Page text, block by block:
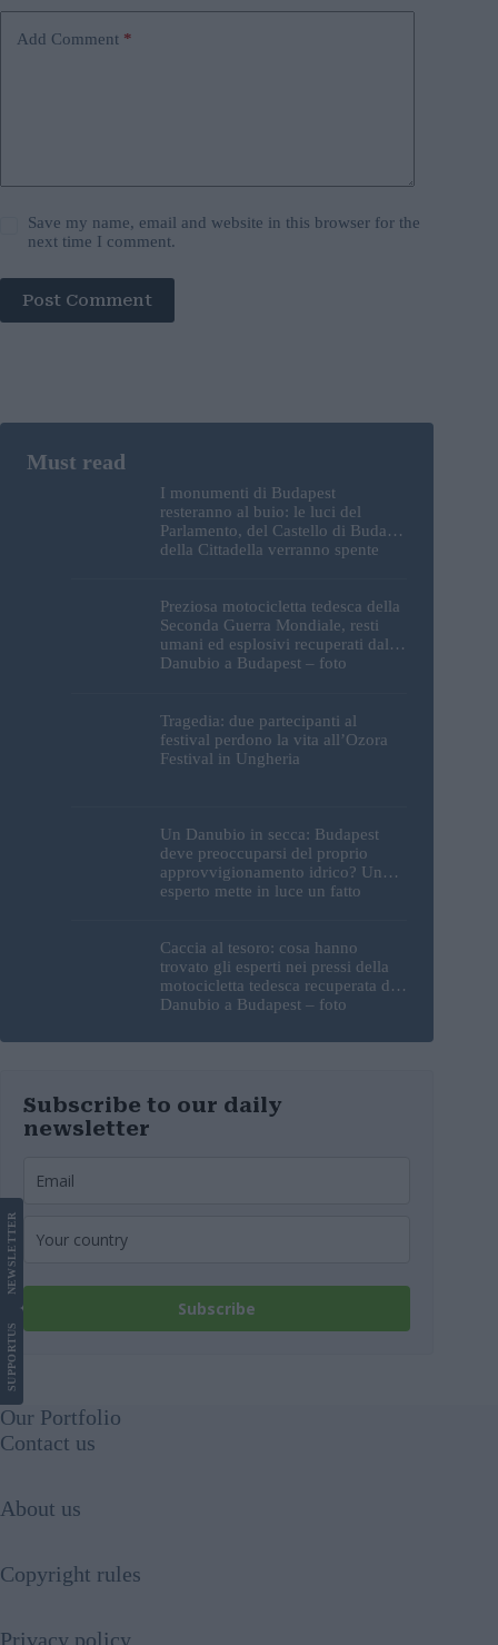
Add Comment *
Save my name, email and website in this browser for the
next time I comment.
Post Comment
I monumenti di Budapest
resteranno al buio: le luci del
Parlamento, del Castello di Buda e
della Cittadella verranno spente
Preziosa motocicletta tedesca della
Seconda Guerra Mondiale, resti
umani ed esplosivi recuperati dal
Danubio a Budapest – foto
Tragedia: due partecipanti al
festival perdono la vita all’Ozora
Festival in Ungheria
Un Danubio in secca: Budapest
deve preoccuparsi del proprio
approvvigionamento idrico? Un
esperto mette in luce un fatto
Caccia al tesoro: cosa hanno
trovato gli esperti nei pressi della
motocicletta tedesca recuperata dal
Danubio a Budapest – foto
Subscribe to our daily
newsletter
Subscribe
SUPPORT
US
NEWS
LETTER
Our Portfolio
Contact us
About us
Copyright rules
Privacy policy